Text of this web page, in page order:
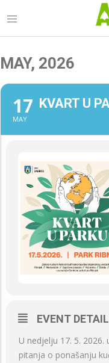
MAY, 2026
17
MAY
KVART U
EVENT
U nedjelju 17. 5.
pitanja o ponašanju